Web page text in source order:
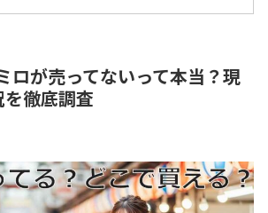
ロが売ってないって本当？現
徹底調査